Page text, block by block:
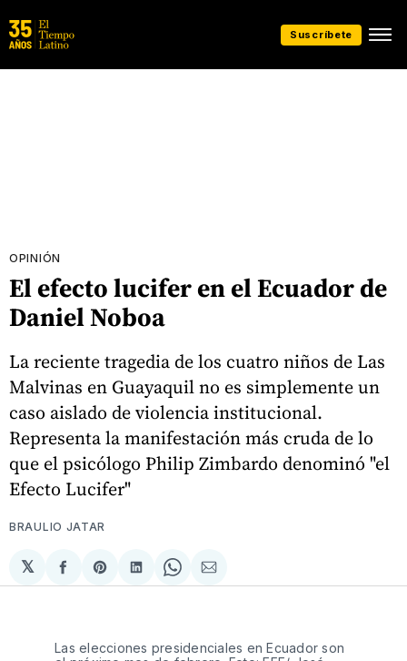
Suscríbete
OPINIÓN
El efecto lucifer en el Ecuador de
Daniel Noboa
La reciente tragedia de los cuatro niños de Las
Malvinas en Guayaquil no es simplemente un
caso aislado de violencia institucional.
Representa la manifestación más cruda de lo
que el psicólogo Philip Zimbardo denominó "el
Efecto Lucifer"
BRAULIO JATAR
𝕏
Compartir
en
Share
on
Compartir
en
Share
on
Compartir
via
Las elecciones presidenciales en Ecuador son